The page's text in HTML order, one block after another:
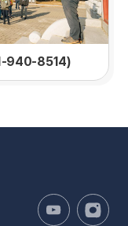
940-8514)